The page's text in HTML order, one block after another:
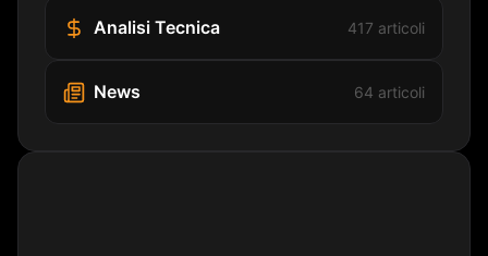
Analisi Tecnica 417 articoli
News 64 articoli